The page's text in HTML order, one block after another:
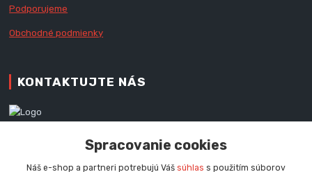
Podporujeme
Obchodné podmienky
KONTAKTUJTE NÁS
+421 905 060 020Spracovanie cookies
Náš e-shop a partneri potrebujú Váš súhlas s použitím súborov